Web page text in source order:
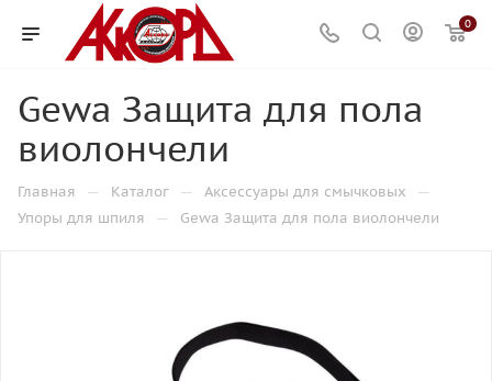
0
Gewa Защита для пола
виолончели
Главная — Каталог — Аксессуары для смычковых —
Упоры для шпиля — Gewa Защита для пола виолончели